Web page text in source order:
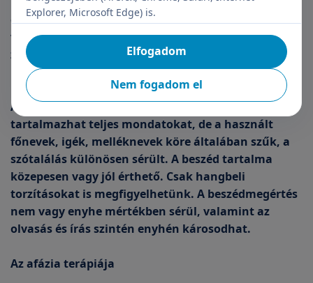
egyáltalán nem érthető, sokszor hallhatunk
véletlenszerű szótalálást, a mondatfelépítés
zavarait. A beszédértés, az olvasás és az írás
különböző fokban sérülhet.
Amnesztikus afázia esetén a spontán beszéd
tartalmazhat teljes mondatokat, de a használt
főnevek, igék, melléknevek köre általában szűk, a
szótalálás különösen sérült. A beszéd tartalma
közepesen vagy jól érthető. Csak hangbeli
torzításokat is megfigyelhetünk. A beszédmegértés
nem vagy enyhe mértékben sérül, valamint az
olvasás és írás szintén enyhén károsodhat.
Az afázia terápiája
Explorer, Microsoft Edge) is.
Nem fogadom el
Elfogadom